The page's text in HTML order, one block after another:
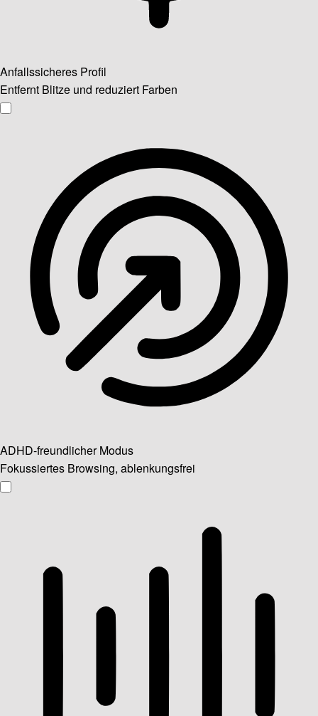
Anfallssicheres Profil
Entfernt Blitze und reduziert Farben
ADHD-freundlicher Modus
Fokussiertes Browsing, ablenkungsfrei